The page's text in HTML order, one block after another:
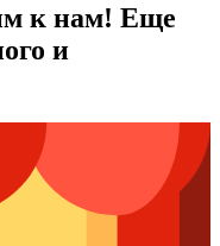
к нам! Еще
и